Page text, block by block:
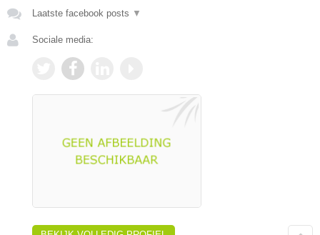
Laatste facebook posts ▼
Sociale media: